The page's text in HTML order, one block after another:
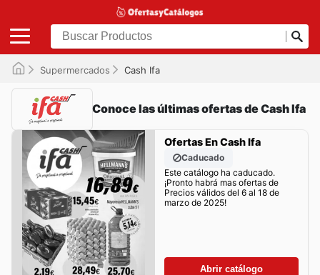
Supermercados Cash Ifa
Conoce las últimas ofertas de Cash Ifa
Ofertas En Cash Ifa
Caducado
Este catálogo ha caducado.
¡Pronto habrá mas ofertas de
Precios válidos del 6 al 18 de
marzo de 2025!
Abrir catálogo